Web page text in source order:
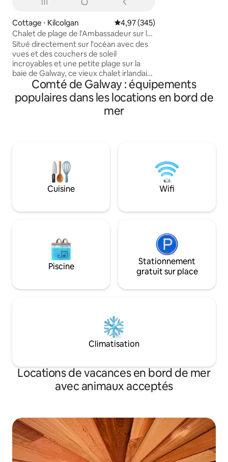
Cottage ⋅ Kilcolgan Évaluation moyenne sur la
4,97 (345)
Chalet de plage de l'Ambassadeur sur la
Wild Atlantic Way
Situé directement sur l'océan avec des
vues et des couchers de soleil
incroyables et une petite plage sur la
baie de Galway, ce vieux chalet irlandais
offre un confort moderne et le charme
du vieux monde, calme et confortable
sur la Wild Atlantic Way, à proximité de la
ville de Galway, des falaises de Moher, du
Dunguire dans la ville pittoresque de
Kinvara célèbre pour ses
pubs/restaurants traditionnels irlandais,
la porte d'entrée du Burren. Il y a
de premier ordre dans la région.
Comté de Galway : équipements
populaires dans les locations en bord de
mer
Cuisine Wifi
Piscine
Stationnement
gratuit sur place
Climatisation
Locations de vacances en bord de mer
avec animaux acceptés